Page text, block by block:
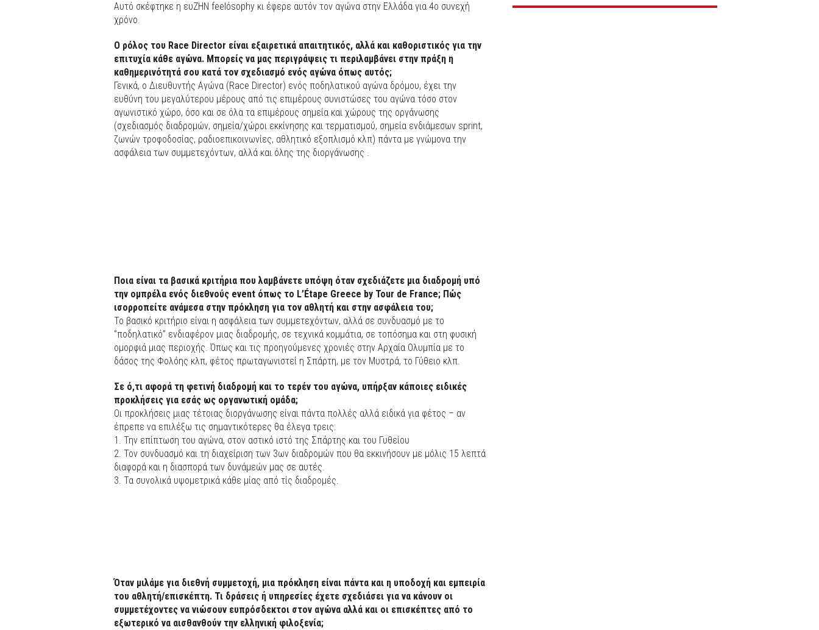
Aυτό σκέφτηκε η ευΖΗΝ feelόsophy κι έφερε αυτόν τον αγώνα στην Ελλάδα για 4ο συνεχή
χρόνο.
Ο ρόλος του Race Director είναι εξαιρετικά απαιτητικός, αλλά και καθοριστικός για την
επιτυχία κάθε αγώνα. Μπορείς να μας περιγράψεις τι περιλαμβάνει στην πράξη η
καθημερινότητά σου κατά τον σχεδιασμό ενός αγώνα όπως αυτός;
Γενικά, ο Διευθυντής Αγώνα (Race Director) ενός ποδηλατικού αγώνα δρόμου, έχει την
ευθύνη του μεγαλύτερου μέρους από τις επιμέρους συνιστώσες του αγώνα τόσο στον
αγωνιστικό χώρο, όσο και σε όλα τα επιμέρους σημεία και χώρους της οργάνωσης
(σχεδιασμός διαδρομών, σημεία/χώροι εκκίνησης και τερματισμού, σημεία ενδιάμεσων sprint,
ζωνών τροφοδοσίας, ραδιοεπικοινωνίες, αθλητικό εξοπλισμό κλπ) πάντα με γνώμονα την
ασφάλεια των συμμετεχόντων, αλλά και όλης της διοργάνωσης .
Ποια είναι τα βασικά κριτήρια που λαμβάνετε υπόψη όταν σχεδιάζετε μια διαδρομή υπό
την ομπρέλα ενός διεθνούς event όπως το L’Étape Greece by Tour de France; Πώς
ισορροπείτε ανάμεσα στην πρόκληση για τον αθλητή και στην ασφάλεια του;
Το βασικό κριτήριο είναι η ασφάλεια των συμμετεχόντων, αλλά σε συνδυασμό με το
‘’ποδηλατικό’’ ενδιαφέρον μιας διαδρομής, σε τεχνικά κομμάτια, σε τοπόσημα και στη φυσική
ομορφιά μιας περιοχής. Όπως και τις προηγούμενες χρονιές στην Αρχαία Ολυμπία με το
δάσος της Φολόης κλπ, φέτος πρωταγωνιστεί η Σπάρτη, με τον Μυστρά, το Γύθειο κλπ.
Σε ό,τι αφορά τη φετινή διαδρομή και το τερέν του αγώνα, υπήρξαν κάποιες ειδικές
προκλήσεις για εσάς ως οργανωτική ομάδα;
Οι προκλήσεις μιας τέτοιας διοργάνωσης είναι πάντα πολλές αλλά ειδικά για φέτος – αν
έπρεπε να επιλέξω τις σημαντικότερες θα έλεγα τρεις:
1. Την επίπτωση του αγώνα, στον αστικό ιστό της Σπάρτης και του Γυθείου
2. Τον συνδυασμό και τη διαχείριση των 3ων διαδρομών που θα εκκινήσουν με μόλις 15 λεπτά
διαφορά και η διασπορά των δυνάμεών μας σε αυτές.
3. Τα συνολικά υψομετρικά κάθε μίας από τίς διαδρομές.
Όταν μιλάμε για διεθνή συμμετοχή, μια πρόκληση είναι πάντα και η υποδοχή και εμπειρία
του αθλητή/επισκέπτη. Τι δράσεις ή υπηρεσίες έχετε σχεδιάσει για να κάνουν οι
συμμετέχοντες να νιώσουν ευπρόσδεκτοι στον αγώνα αλλά και οι επισκέπτες από το
εξωτερικό να αισθανθούν την ελληνική φιλοξενία;